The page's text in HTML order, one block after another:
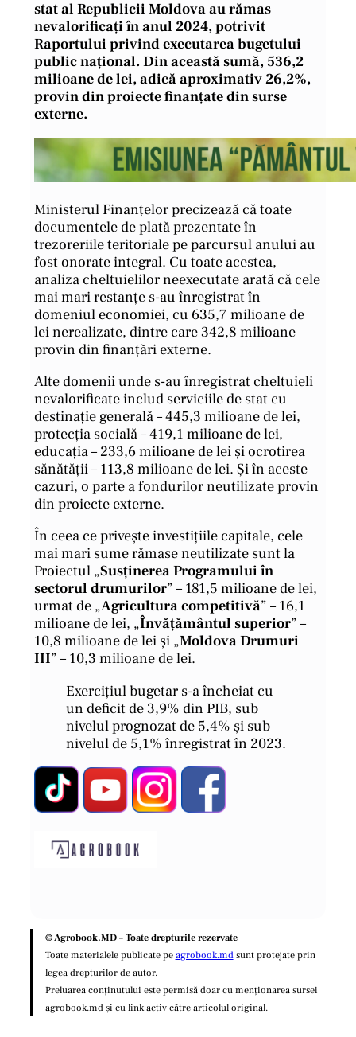
stat al Republicii Moldova au rămas
nevalorificați în anul 2024, potrivit
Raportului privind executarea bugetului
public național. Din această sumă, 536,2
milioane de lei, adică aproximativ 26,2%,
provin din proiecte finanțate din surse
externe.
Ministerul Finanțelor precizează că toate
documentele de plată prezentate în
trezoreriile teritoriale pe parcursul anului au
fost onorate integral. Cu toate acestea,
analiza cheltuielilor neexecutate arată că cele
mai mari restanțe s-au înregistrat în
domeniul economiei, cu 635,7 milioane de
lei nerealizate, dintre care 342,8 milioane
provin din finanțări externe.
Alte domenii unde s-au înregistrat cheltuieli
nevalorificate includ serviciile de stat cu
destinație generală – 445,3 milioane de lei,
protecția socială – 419,1 milioane de lei,
educația – 233,6 milioane de lei și ocrotirea
sănătății – 113,8 milioane de lei. Și în aceste
cazuri, o parte a fondurilor neutilizate provin
din proiecte externe.
În ceea ce privește investițiile capitale, cele
mai mari sume rămase neutilizate sunt la
Proiectul „Susținerea Programului în
sectorul drumurilor” – 181,5 milioane de lei,
urmat de „Agricultura competitivă” – 16,1
milioane de lei, „Învățământul superior” –
10,8 milioane de lei și „Moldova Drumuri
III” – 10,3 milioane de lei.
Exercițiul bugetar s-a încheiat cu
un deficit de 3,9% din PIB, sub
nivelul prognozat de 5,4% și sub
nivelul de 5,1% înregistrat în 2023.
© Agrobook.MD – Toate drepturile rezervate
Toate materialele publicate peagrobook.mdsunt protejate prin
legea drepturilor de autor.
Preluarea conținutului este permisă doar cu menționarea sursei
agrobook.md și cu link activ către articolul original.